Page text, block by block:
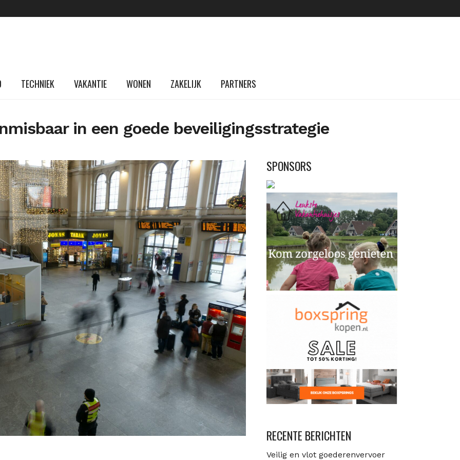
TECHNIEK VAKANTIE WONEN ZAKELIJK PARTNERS
in een goede beveiligingsstrategie
SPONSORS
RECENTE BERICHTEN
Veilig en vlot goederenvervoer